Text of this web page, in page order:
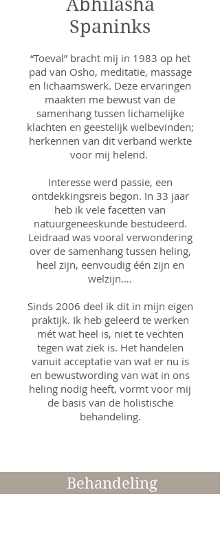
Spaninks
“Toeval” bracht mij in 1983 op het
pad van Osho, meditatie, massage
en lichaamswerk. Deze ervaringen
maakten me bewust van de
samenhang tussen lichamelijke
klachten en geestelijk welbevinden;
herkennen van dit verband werkte
voor mij helend.
Interesse werd passie, een
ontdekkingsreis begon. In 33 jaar
heb ik vele facetten van
natuurgeneeskunde bestudeerd.
Leidraad was vooral verwondering
over de samenhang tussen heling,
heel zijn, eenvoudig één zijn en
welzijn….
Sinds 2006 deel ik dit in mijn eigen
praktijk. Ik heb geleerd te werken
mét wat heel is, niet te vechten
tegen wat ziek is. Het handelen
vanuit acceptatie van wat er nu is
en bewustwording van wat in ons
heling nodig heeft, vormt voor mij
de basis van de holistische
behandeling.
Behandeling